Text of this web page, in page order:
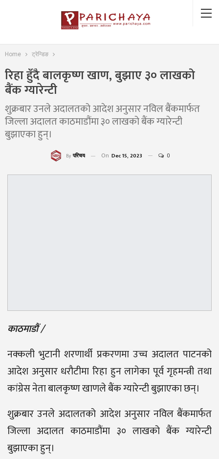
Home ट्रेन्डिङ
रिहा हुँदै बालकृष्ण खाण, बुझाए ३० लाखको
बैंक ग्यारेन्टी
शुक्रबार उनले अदालतको आदेश अनुसार नविल बैंकमार्फत
जिल्ला अदालत काठमाडौंमा ३० लाखको बैंक ग्यारेन्टी
बुझाएका हुन्।
By परिचय On Dec 15, 2023 0
काठमाडौं /
नक्कली भुटानी शरणार्थी प्रकरणमा उच्च अदालत पाटनको
आदेश अनुसार धरौटीमा रिहा हुन लागेका पूर्व गृहमन्त्री तथा
कांग्रेस नेता बालकृष्ण खाणले बैंक ग्यारेन्टी बुझाएका छन्।
शुक्रबार उनले अदालतको आदेश अनुसार नविल बैंकमार्फत
जिल्ला अदालत काठमाडौंमा ३० लाखको बैंक ग्यारेन्टी
बुझाएका हुन्।